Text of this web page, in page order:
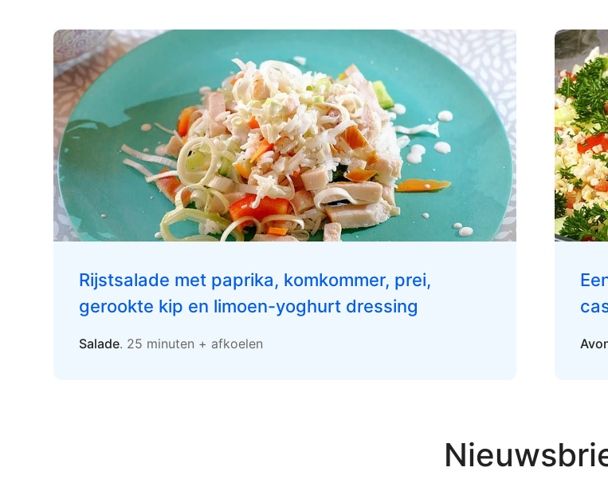
Rijstsalade met paprika, komkommer, prei,
gerookte kip en limoen-yoghurt dressing
Salade. 25 minuten + afkoelen